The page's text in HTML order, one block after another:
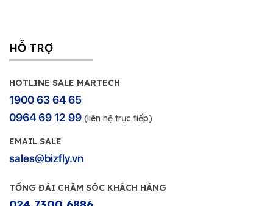
HỖ TRỢ
HOTLINE SALE MARTECH
1900 63 64 65
0964 69 12 99 (liên hệ trực tiếp)
EMAIL SALE
sales@bizfly.vn
TỔNG ĐÀI CHĂM SÓC KHÁCH HÀNG